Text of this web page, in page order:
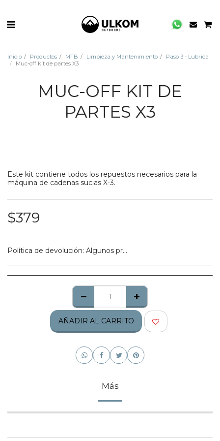
Inicio Productos MTB Limpieza y Mantenimiento
Paso 3 - Lubrica
Muc-off kit de partes X3
MUC-OFF KIT DE
PARTES X3
Este kit contiene todos los repuestos necesarios para la
máquina de cadenas sucias X-3.
$379
Política de devolución: Algunos productos no califican para ser regresados, te pedimos confirmes bien tu talla, modelo o estilo.
AÑADIR AL CARRITO
Más